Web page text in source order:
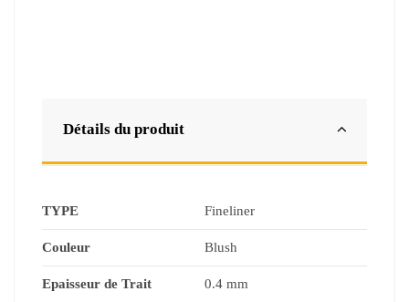
Détails du produit
TYPE Fineliner
Couleur Blush
Epaisseur de Trait 0.4 mm